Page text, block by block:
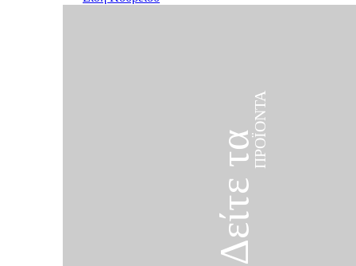
Δείτε ταΠΡΟΪΌΝΤΑ